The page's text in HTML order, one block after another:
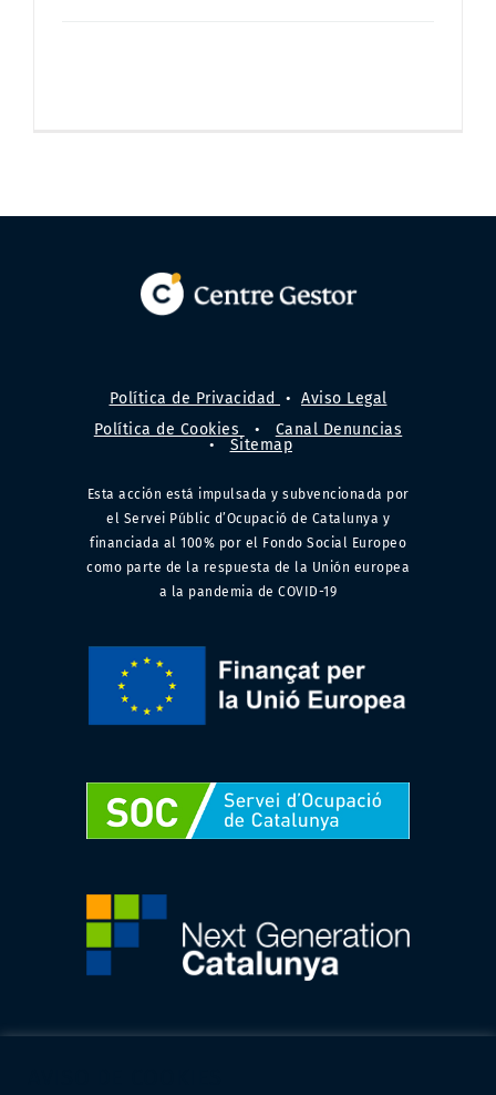
Política de Privacidad • Aviso Legal
Política de Cookies
•
Canal Denuncias
•
Sitemap
Esta acción está impulsada y subvencionada por
el Servei Públic d’Ocupació de Catalunya y
financiada al 100% por el Fondo Social Europeo
como parte de la respuesta de la Unión europea
a la pandemia de COVID-19